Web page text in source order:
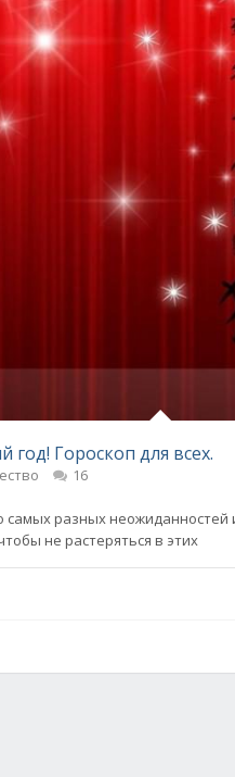
год! Гороскоп для всех.
16
самых разных
не растеряться в этих